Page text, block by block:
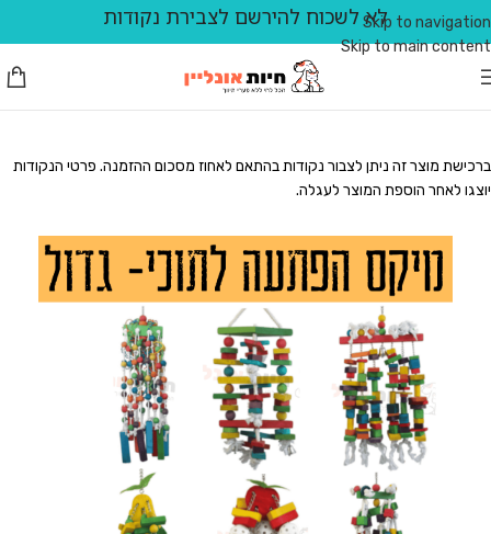
Skip to navigation
Skip to main content
לא לשכוח להירשם לצבירת נקודות
ברכישת מוצר זה ניתן לצבור נקודות בהתאם לאחוז מסכום ההזמנה. פרטי הנקודות
יוצגו לאחר הוספת המוצר לעגלה.